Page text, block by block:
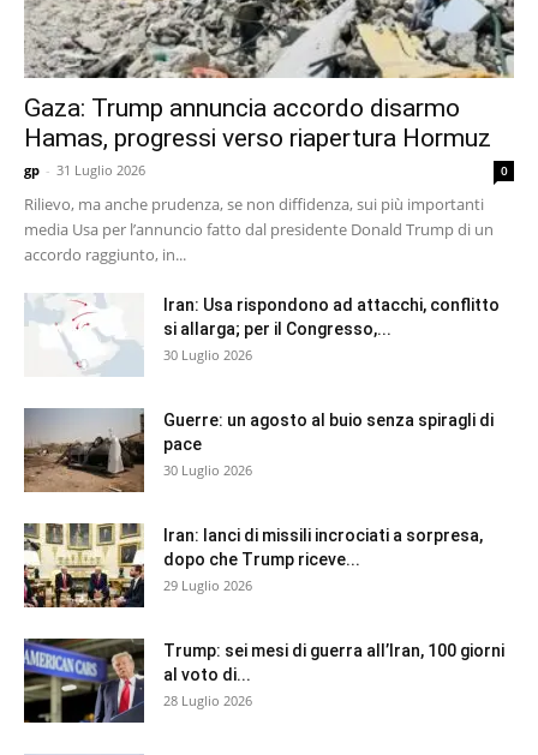
Gaza: Trump annuncia accordo disarmo
Hamas, progressi verso riapertura Hormuz
gp - 31 Luglio 2026 0
Rilievo, ma anche prudenza, se non diffidenza, sui più importanti
media Usa per l’annuncio fatto dal presidente Donald Trump di un
accordo raggiunto, in...
Iran: Usa rispondono ad attacchi, conflitto
si allarga; per il Congresso,...
30 Luglio 2026
Guerre: un agosto al buio senza spiragli di
pace
30 Luglio 2026
Iran: lanci di missili incrociati a sorpresa,
dopo che Trump riceve...
29 Luglio 2026
Trump: sei mesi di guerra all’Iran, 100 giorni
al voto di...
28 Luglio 2026